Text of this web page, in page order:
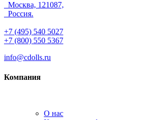
Москва, 121087,
Россия.
+7 (495) 540 5027
+7 (800) 550 5367
info@cdolls.ru
Компания
О нас